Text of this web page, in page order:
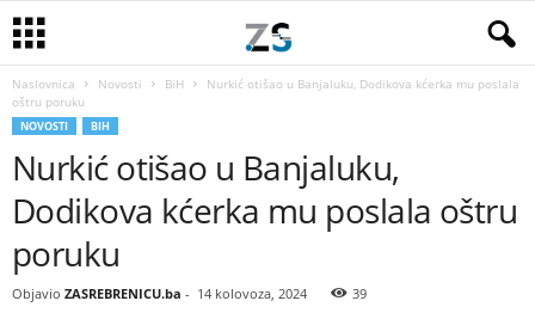
Naslovnica Novosti BiH
Nurkić otišao u Banjaluku, Dodikova kćerka mu poslala
oštru poruku
NOVOSTI BIH
Nurkić otišao u Banjaluku,
Dodikova kćerka mu poslala oštru
poruku
Objavio ZASREBRENICU.ba - 14 kolovoza, 2024 39